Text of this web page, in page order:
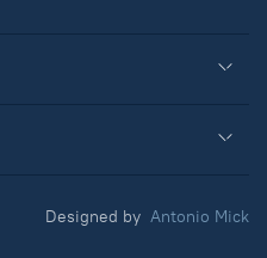
Designed by Antonio Mick